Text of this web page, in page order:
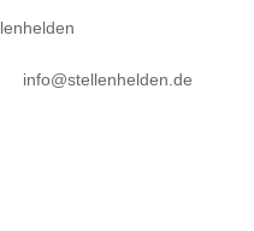
info@stellenhelden.de